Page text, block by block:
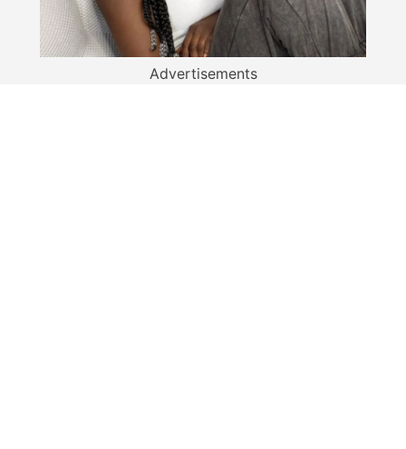
Advertisements